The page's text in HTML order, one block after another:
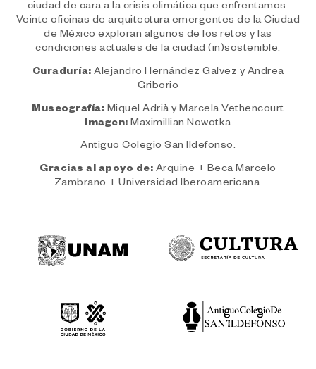
ciudad de cara a la crisis climática que enfrentamos.
Veinte oficinas de arquitectura emergentes de la Ciudad
de México exploran algunos de los retos y las
condiciones actuales de la ciudad (in)sostenible.
Curaduría: Alejandro Hernández Galvez y Andrea
Griborio
Museografía: Miquel Adrià y Marcela Vethencourt
Imagen:Maximillian Nowotka
Antiguo Colegio San Ildefonso.
Gracias al apoyo de: Arquine + Beca Marcelo
Zambrano + Universidad Iberoamericana.